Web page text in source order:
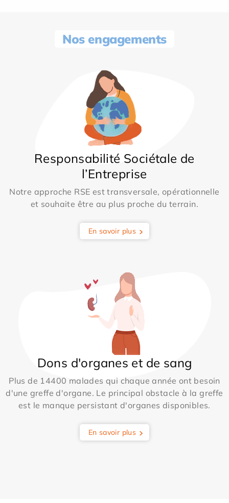
Nos engagements
Responsabilité Sociétale de
l’Entreprise
Notre approche RSE est transversale, opérationnelle
et souhaite être au plus proche du terrain.
En savoir plus
Dons d'organes et de sang
Plus de 14400 malades qui chaque année ont besoin
d'une greffe d'organe. Le principal obstacle à la greffe
est le manque persistant d'organes disponibles.
En savoir plus